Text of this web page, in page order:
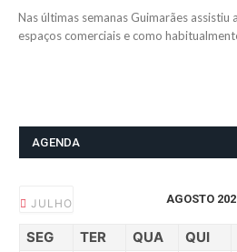
Nas últimas semanas Guimarães assistiu
espaços comerciais e como
AGENDA
JULHO AGOSTO
SEG TER QUA QUI